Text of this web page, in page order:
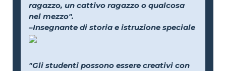
ragazzo, un cattivo ragazzo o qualcosa
nel mezzo".
–Insegnante di storia e istruzione speciale
"Gli studenti possono essere creativi con